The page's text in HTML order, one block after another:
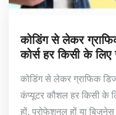
कोडिंग से लेकर
कोर्स हर किसी के
कोडिंग से लेकर ग्राफिक
कंप्यूटर कौशल हर किसी के
हों, प्रोफेशनल हों या